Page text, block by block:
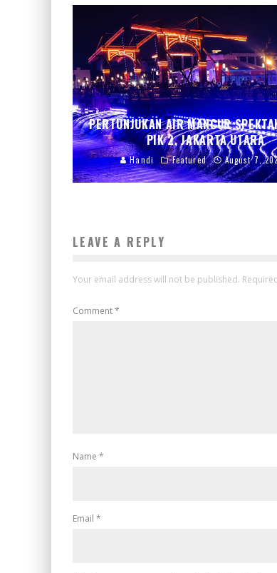
PERTUNJUKAN AIR MANCUR
PIK 2, JAKARTA UTARA
Handi Featured August 7,
LEAVE A REPLY
Your email address will not be published.
Comment*
Name *
Email *